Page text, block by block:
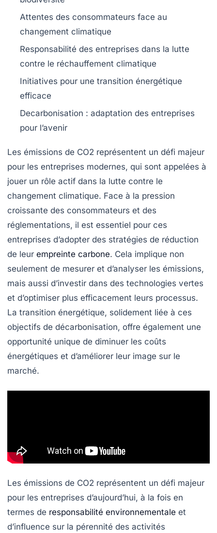
Attentes des consommateurs face au
changement climatique
Responsabilité des entreprises dans la lutte
contre le réchauffement climatique
Initiatives pour une transition énergétique
efficace
Decarbonisation : adaptation des entreprises
pour l’avenir
Les émissions de CO2 représentent un défi majeur
pour les entreprises modernes, qui sont appelées à
jouer un rôle actif dans la lutte contre le
changement climatique. Face à la pression
croissante des consommateurs et des
réglementations, il est essentiel pour ces
entreprises d’adopter des stratégies de réduction
de leur empreinte carbone. Cela implique non
seulement de mesurer et d’analyser les émissions,
mais aussi d’investir dans des technologies vertes
et d’optimiser plus efficacement leurs processus.
La transition énergétique, solidement liée à ces
objectifs de décarbonisation, offre également une
opportunité unique de diminuer les coûts
énergétiques et d’améliorer leur image sur le
marché.
Les émissions de CO2 représentent un défi majeur
pour les entreprises d’aujourd’hui, à la fois en
termes de responsabilité environnementale et
d’influence sur la pérennité des activités